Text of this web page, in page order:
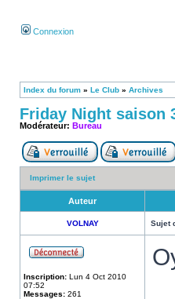
Connexion
Index du forum » Le Club » Archives
Friday Night saison
Modérateur: Bureau
Imprimer le sujet
Auteur
VOLNAY Sujet
Inscription: Lun 4 Oct 2010
07:52
Messages: 261